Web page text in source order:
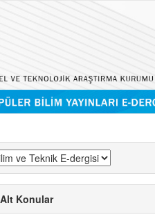
Alt Konular